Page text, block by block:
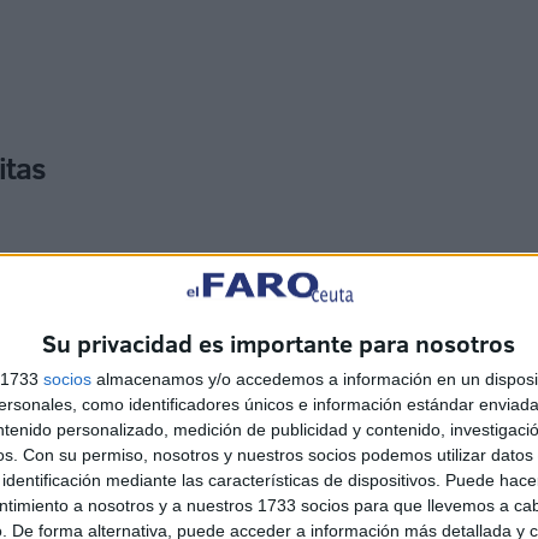
Su privacidad es importante para nosotros
socios almacenamos y/o accedemos a información en un
como identificadores únicos e información estándar
personalizado, medición de publicidad y contenido,
Con su permiso, nosotros y nuestros socios podemos utilizar datos
mediante las características de dispositivos. Puede
a nosotros y a nuestros 1733 socios para que llevemos a
De forma alternativa, puede acceder a información más detallada y
Islámica, el propio portavoz del Ejecutivo local,
“lleva una serie de pequeños proyectos de adecuación
mezquitas de la ciudad y, obviamente, siempre
de España”.